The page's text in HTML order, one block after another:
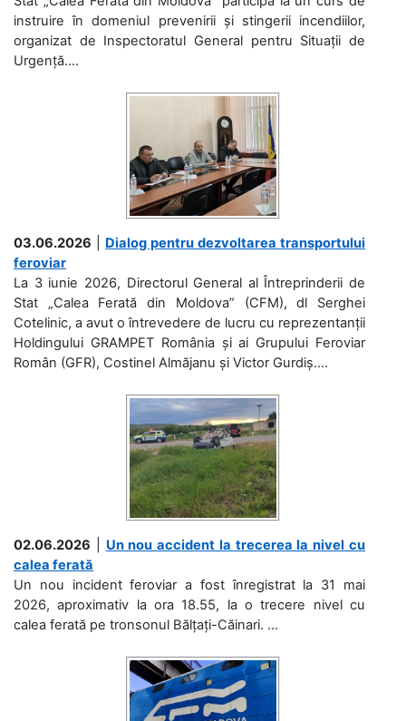
instruire în domeniul prevenirii și stingerii incendiilor,
organizat de Inspectoratul General pentru Situații de
Urgență....
03.06.2026
Dialog pentru dezvoltarea transportului
feroviar
La 3 iunie 2026, Directorul General al Întreprinderii de
Stat „Calea Ferată din Moldova” (CFM), dl Serghei
Cotelinic, a avut o întrevedere de lucru cu reprezentanții
Holdingului GRAMPET România și ai Grupului Feroviar
Român (GFR), Costinel Almăjanu și Victor Gurdiș....
02.06.2026
Un nou accident la trecerea la nivel cu
calea ferată
Un nou incident feroviar a fost înregistrat la 31 mai
2026, aproximativ la ora 18.55, la o trecere nivel cu
calea ferată pe tronsonul Bălțați-Căinari. ...